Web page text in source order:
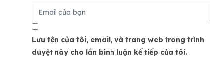
Lưu tên của tôi, email, và trang web trong trình
duyệt này cho lần bình luận kế tiếp của tôi.